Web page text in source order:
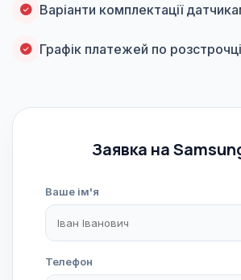
Варіанти комплектації
Графік платежей по розстрочці
Заявка на
Ваше ім'я
Телефон